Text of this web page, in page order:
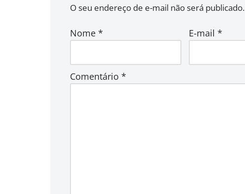
O seu endereço de e-mail não será publicado.
Nome * E-mail*
Comentário *